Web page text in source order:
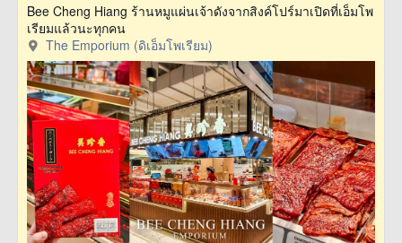
Bee Cheng Hiang ร้านหมูแผ่นเจ้าดังจากสิงค์โปร์มาเปิดที่เอ็มโพ
เรียมแล้วนะทุกคน
The Emporium (ดิเอ็มโพเรียม)